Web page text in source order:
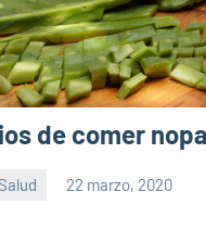
de comer
Salud 22 marzo, 2020